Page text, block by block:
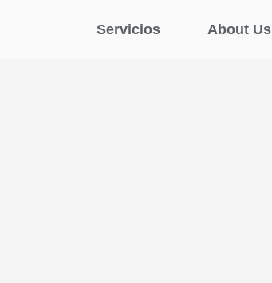
Servicios About Us